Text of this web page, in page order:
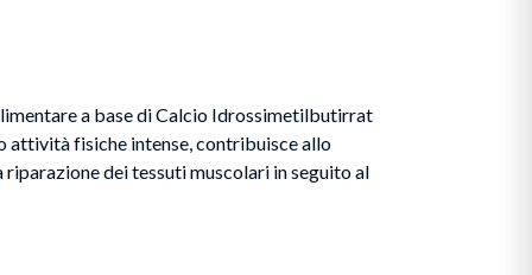
a base diCalcio Idrossimetilbutirrat
fisiche intense, contribuisce allo
dei tessuti muscolari in seguito al